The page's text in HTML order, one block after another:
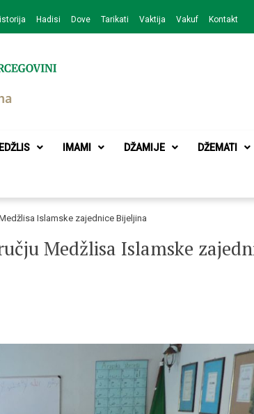
Hadisi Dove Tarikati Vaktija Vakuf Kontakt
Bijeljina
IMAMI DŽAMIJE DŽEMATI
Islamske zajednice Bijeljina
Medžlisa Islamske